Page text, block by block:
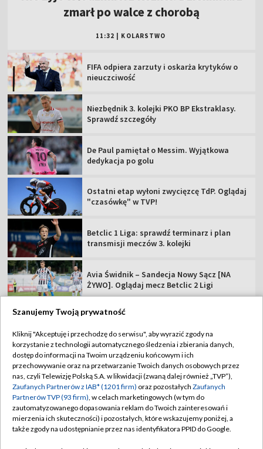
zmarł po walce z chorobą
11:32 KOLARSTWO
FIFA odpiera zarzuty i oskarża krytyków o
nieuczciwość
Niezbędnik 3. kolejki PKO BP Ekstraklasy.
Sprawdź szczegóły
De Paul pamiętał o Messim. Wyjątkowa
dedykacja po golu
Ostatni etap wyłoni zwycięzcę TdP. Oglądaj
"czasówkę" w TVP!
Betclic 1 Liga: sprawdź terminarz i plan
transmisji meczów 3. kolejki
Avia Świdnik – Sandecja Nowy Sącz [NA
ŻYWO]. Oglądaj mecz Betclic 2 Ligi
TVP
Abonament TVP
Sklep TVP
Biuro Reklamy
Oferta Handlowa
Regulamin TVP
Polityka prywatności
Moje zgody
Biuro reklamy
Szanujemy Twoją prywatność
Kliknij "Akceptuję i przechodzę do serwisu", aby wyrazić zgody na
korzystanie z technologii automatycznego śledzenia i zbierania danych,
dostęp do informacji na Twoim urządzeniu końcowym i ich
przechowywanie oraz na przetwarzanie Twoich danych osobowych przez
nas, czyli Telewizję Polską S.A. w likwidacji (zwaną dalej również „TVP”),
Zaufanych Partnerów z IAB* (1201 firm) oraz pozostałych Zaufanych
Partnerów TVP (93 firm), w celach marketingowych (w tym do
zautomatyzowanego dopasowania reklam do Twoich zainteresowań i
mierzenia ich skuteczności) i pozostałych, które wskazujemy poniżej, a
także zgody na udostępnianie przez nas identyfikatora PPID do Google.